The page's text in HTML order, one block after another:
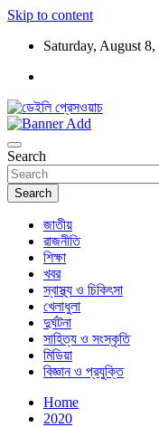
Skip to content
Saturday, August
ডেইলি প্রেসওয়াচ
Search
Search
জাতীয়
রাজনীতি
শিক্ষা
খবর
স্বাস্থ্য ও চিকিৎসা
খেলাধুলা
দুর্ঘটনা
সাহিত্য ও সংস্কৃতি
মিডিয়া
বিজ্ঞান ও প্রযুক্তি
Home
2020